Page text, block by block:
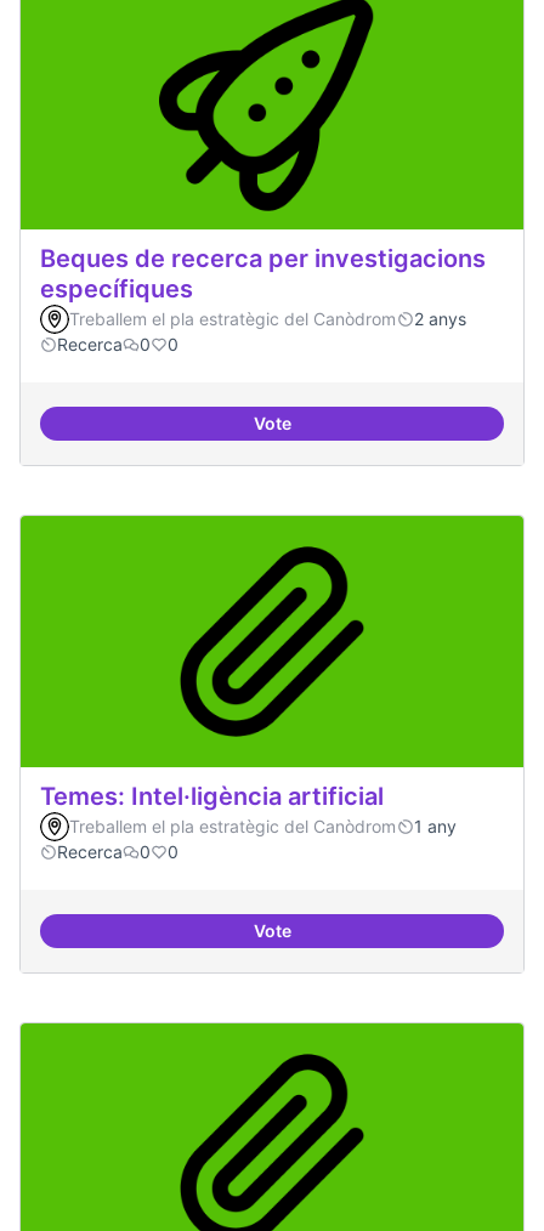
Beques de recerca per investigacions
específiques
Treballem el pla estratègic del Canòdrom
2 anys
Recerca
0 0
VoteBeques de recerca per
Temes: Intel·ligència artificial
Treballem el pla estratègic del Canòdrom
1 any
Recerca
0 0
VoteTemes: Intel·ligència artificial